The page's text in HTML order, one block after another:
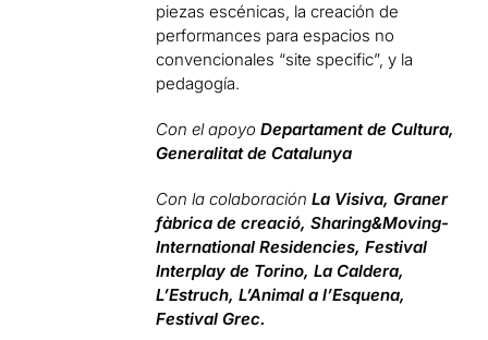
piezas escénicas, la creación de
performances para espacios no
convencionales “site specific”, y la
pedagogía.
Con el apoyoDepartament de Cultura,
Generalitat de Catalunya
Con la colaboraciónLa Visiva, Graner
fàbrica de creació, Sharing&Moving-
International Residencies, Festival
Interplay de Torino, La Caldera,
L’Estruch, L’Animal a l’Esquena,
Festival Grec.